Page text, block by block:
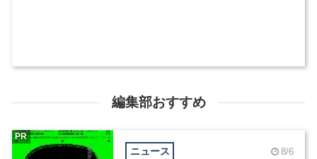
編集部おすすめ
ニュース 8/6
PR